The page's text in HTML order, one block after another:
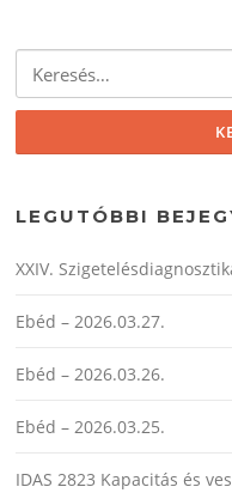
LEGUTÓBBI
XXIV.
Ebéd – 2026.03.27.
Ebéd – 2026.03.26.
Ebéd – 2026.03.25.
IDAS 2823 Kapacitás és